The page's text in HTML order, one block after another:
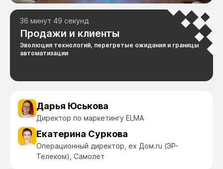
36 минут 49 секунд
Продажи и клиенты
Эволюция технологий, перегретые ожидания и границы
автоматизации
Дарья Юськова
Директор по маркетингу ELMA
Екатерина Суркова
Операционный директор, ex Дом.ru (ЭР-
Телеком), Самолет